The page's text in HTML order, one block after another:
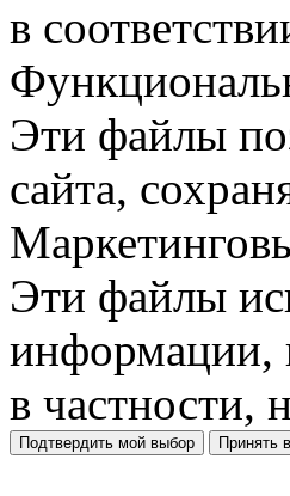
в
Эти файлы
сайта,
Эти файлы
информации,
в частности,
Подтвердить мой выбор Принять